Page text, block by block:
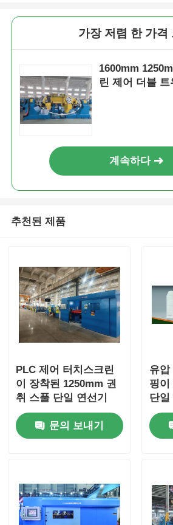
케이블 롤링 기계가장 저렴 한 가격
1600mm
린 제어 더블 트
계속하다
추천된 제품
PLC 제어 터치스크린
이 장착된 1250mm 권
취 스풀 단일 연선기
문의 보내기
유압
핑이
단일